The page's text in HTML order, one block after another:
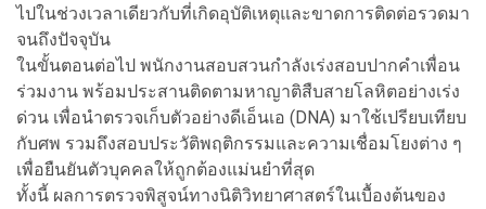
ไปในช่วงเวลาเดียวกับที่เกิดอุบัติเหตุและขาดการติดต่อรวดมา
จนถึงปัจจุบัน
ในขั้นตอนต่อไป พนักงานสอบสวนกำลังเร่งสอบปากคำเพื่อน
ร่วมงาน พร้อมประสานติดตามหาญาติสืบสายโลหิตอย่างเร่ง
ด่วน เพื่อนำตรวจเก็บตัวอย่างดีเอ็นเอ (DNA) มาใช้เปรียบเทียบ
กับศพ รวมถึงสอบประวัติพฤติกรรมและความเชื่อมโยงต่าง ๆ
เพื่อยืนยันตัวบุคคลให้ถูกต้องแม่นยำที่สุด
ทั้งนี้ ผลการตรวจพิสูจน์ทางนิติวิทยาศาสตร์ในเบื้องต้นของ